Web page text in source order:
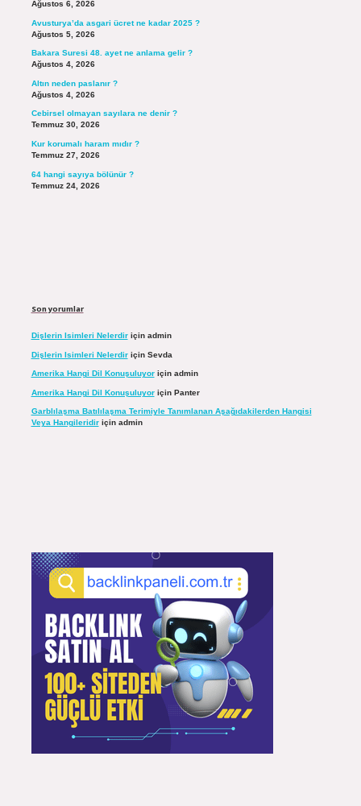
Ağustos 6, 2026
Avusturya’da asgari ücret ne kadar 2025 ?
Ağustos 5, 2026
Bakara Suresi 48. ayet ne anlama gelir ?
Ağustos 4, 2026
Altın neden paslanır ?
Ağustos 4, 2026
Cebirsel olmayan sayılara ne denir ?
Temmuz 30, 2026
Kur korumalı haram mıdır ?
Temmuz 27, 2026
64 hangi sayıya bölünür ?
Temmuz 24, 2026
Son yorumlar
Dişlerin Isimleri Nelerdiriçin admin
Dişlerin Isimleri Nelerdiriçin Sevda
Amerika Hangi Dil Konuşuluyoriçin admin
Amerika Hangi Dil Konuşuluyoriçin Panter
Garblılaşma Batılılaşma Terimiyle Tanımlanan Aşağıdakilerden Hangisi
Veya Hangileridiriçin admin